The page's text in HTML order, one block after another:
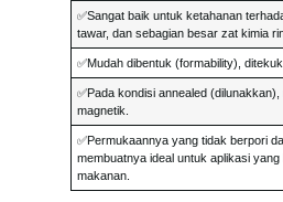
✅Sangat baik untuk ketahanan
tawar, dan sebagian besar zat kimia
✅Mudah dibentuk (formability),
✅Pada kondisi annealed
magnetik.
✅Permukaannya yang tidak berpori
membuatnya ideal untuk aplikasi
makanan.